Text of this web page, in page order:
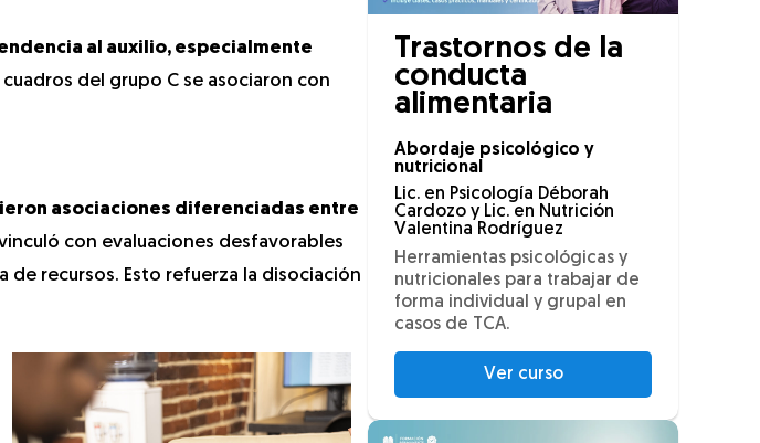
al auxilio, especialmente
cuadros del grupo C se asociaron con
asociaciones diferenciadas entre
con evaluaciones desfavorables
recursos. Esto refuerza la disociación
Trastornos de la
conducta
alimentaria
Abordaje psicológico y
nutricional
Lic. en Psicología Déborah
Cardozo y Lic. en Nutrición
Valentina Rodríguez
Herramientas psicológicas y
nutricionales para trabajar de
forma individual y grupal en
casos de TCA.
Ver curso